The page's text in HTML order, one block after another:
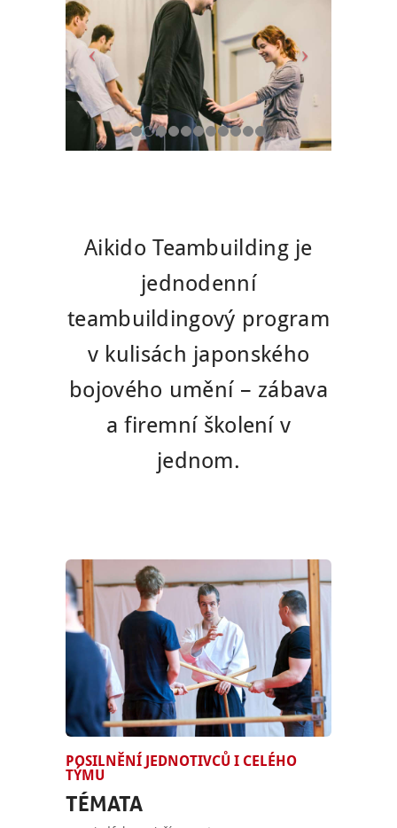
Aikido Teambuilding je
jednodenní
teambuildingový program
v kulisách japonského
bojového umění – zábava
a firemní školení v
jednom.
POSILNĚNÍ JEDNOTIVCŮ I CELÉHO
TÝMU
TÉMATA